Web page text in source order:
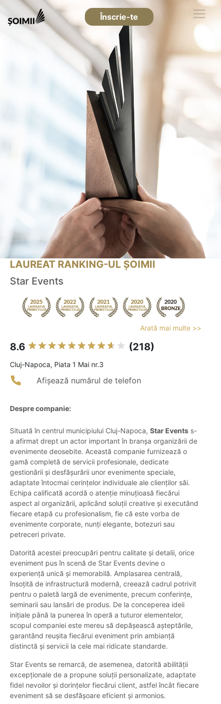
Înscrie-te
LAUREAT RANKING-UL ȘOIMII
Star Events
Arată mai multe >>
8.6 (218)
Cluj-Napoca, Piata 1 Mai nr.3
Afișează numărul de telefon
Despre companie:
Situată în centrul municipiului Cluj-Napoca, Star Events s-
a afirmat drept un actor important în branșa organizării de
evenimente deosebite. Această companie furnizează o
gamă completă de servicii profesionale, dedicate
gestionării și desfășurării unor evenimente speciale,
adaptate întocmai cerințelor individuale ale clienților săi.
Echipa calificată acordă o atenție minuțioasă fiecărui
aspect al organizării, aplicând soluții creative și executând
fiecare etapă cu profesionalism, fie că este vorba de
evenimente corporate, nunți elegante, botezuri sau
petreceri private.
Datorită acestei preocupări pentru calitate și detalii, orice
eveniment pus în scenă de Star Events devine o
experiență unică și memorabilă. Amplasarea centrală,
însoțită de infrastructură modernă, creează cadrul potrivit
pentru o paletă largă de evenimente, precum conferințe,
seminarii sau lansări de produs. De la conceperea ideii
inițiale până la punerea în operă a tuturor elementelor,
scopul companiei este mereu să depășească așteptările,
garantând reușita fiecărui eveniment prin ambianță
distinctă și servicii la cele mai ridicate standarde.
Star Events se remarcă, de asemenea, datorită abilității
excepționale de a propune soluții personalizate, adaptate
fidel nevoilor și dorințelor fiecărui client, astfel încât fiecare
eveniment să se desfășoare eficient și armonios.